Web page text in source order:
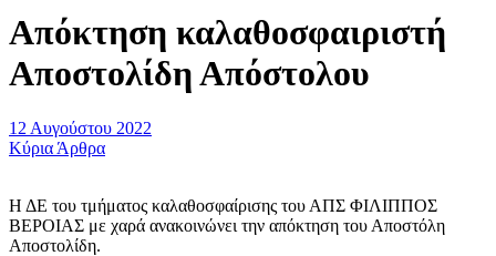
Απόκτηση καλαθοσφαιριστή
Αποστολίδη Απόστολου
12 Αυγούστου 2022
Κύρια Άρθρα
Η ΔΕ του τμήματος καλαθοσφαίρισης του ΑΠΣ ΦΙΛΙΠΠΟΣ
ΒΕΡΟΙΑΣ με χαρά ανακοινώνει την απόκτηση του Αποστόλη
Αποστολίδη.